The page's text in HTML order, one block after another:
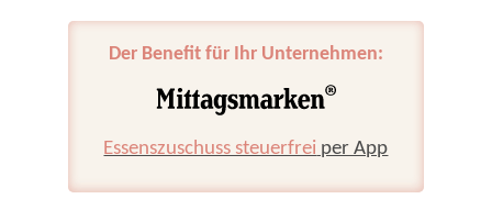
Der Benefit für Ihr Unternehmen:
Essenszuschuss steuerfrei per App